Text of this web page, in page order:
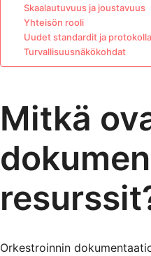
Skaalautuvuus ja joustavuus
Yhteisön rooli
Uudet standardit ja
Turvallisuusnäkökohdat
Mitkä
Orkestroinnin